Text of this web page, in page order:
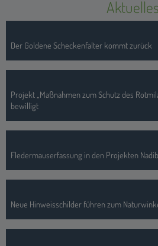
Aktuelles
Der Goldene Scheckenfalter kommt zurück
Projekt „Maßnahmen zum Schutz des
bewilligt
Fledermauserfassung in den Projekten
Neue Hinweisschilder führen zum